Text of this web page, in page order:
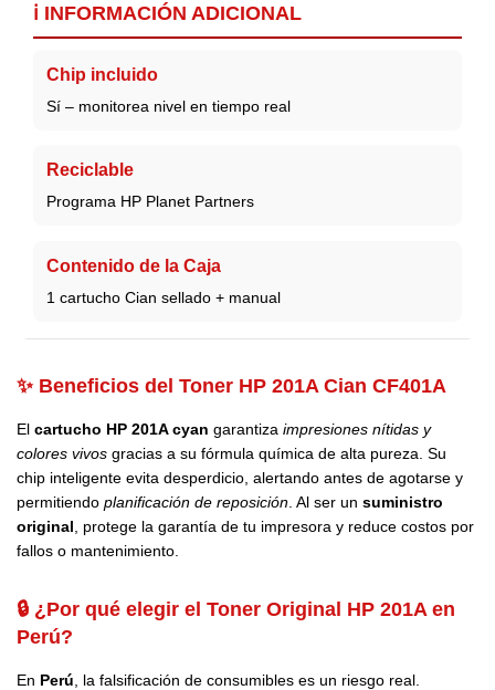
ℹ️ INFORMACIÓN ADICIONAL
Chip incluido
Sí – monitorea nivel en tiempo real
Reciclable
Programa HP Planet Partners
Contenido de la Caja
1 cartucho Cian sellado + manual
✨ Beneficios del Toner HP 201A Cian CF401A
El cartucho HP 201A cyan garantiza impresiones nítidas y
colores vivos gracias a su fórmula química de alta pureza. Su
chip inteligente evita desperdicio, alertando antes de agotarse y
permitiendo planificación de reposición . Al ser un suministro
original , protege la garantía de tu impresora y reduce costos por
fallos o mantenimiento.
🔒 ¿Por qué elegir el Toner Original HP 201A en
Perú?
En Perú , la falsificación de consumibles es un riesgo real.